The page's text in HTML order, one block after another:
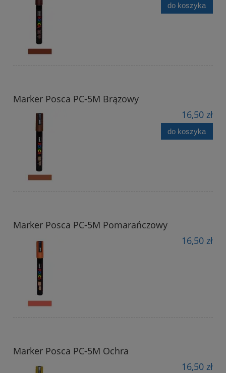
do koszyka
Marker Posca PC-5M Brązowy
16,50 zł
do koszyka
Marker Posca PC-5M Pomarańczowy
16,50 zł
Marker Posca PC-5M Ochra
16,50 zł